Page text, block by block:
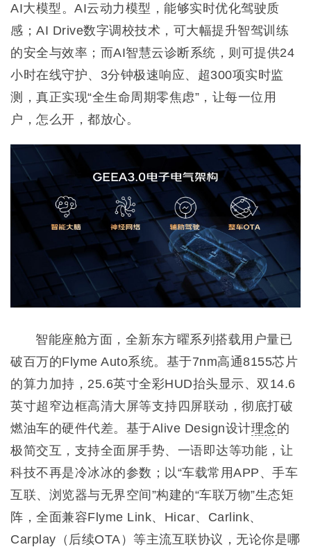
AI大模型。AI云动力模型，能够实时优化驾驶质
感；AI Drive数字调校技术，可大幅提升智驾训练
的安全与效率；而AI智慧云诊断系统，则可提供24
小时在线守护、3分钟极速响应、超300项实时监
测，真正实现“全生命周期零焦虑”，让每一位用
户，怎么开，都放心。
智能座舱方面，全新东方曜系列搭载用户量已
破百万的Flyme Auto系统。基于7nm高通8155芯片
的算力加持，25.6英寸全彩HUD抬头显示、双14.6
英寸超窄边框高清大屏等支持四屏联动，彻底打破
燃油车的硬件代差。基于Alive Design设计理念的
极简交互，支持全面屏手势、一语即达等功能，让
科技不再是冷冰冰的参数；以“车载常用APP、手车
互联、浏览器与无界空间”构建的“车联万物”生态矩
阵，全面兼容Flyme Link、Hicar、Carlink、
Carplay（后续OTA）等主流互联协议，无论你是哪